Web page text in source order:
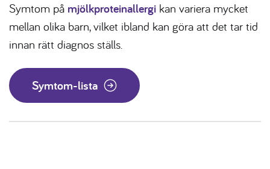
Symtom på mjölkproteinallergi kan variera mycket
mellan olika barn, vilket ibland kan göra att det tar tid
innan rätt diagnos ställs.
Symtom-lista